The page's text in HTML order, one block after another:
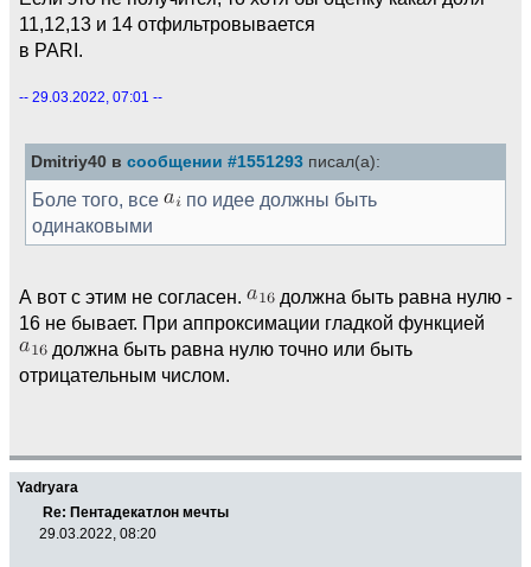
11,12,13 и 14 отфильтровывается
в PARI.
-- 29.03.2022, 07:01 --
Dmitriy40 в сообщении #1551293 писал(а):
Боле того, все
по идее должны быть
одинаковыми
А вот с этим не согласен.
должна быть равна нулю -
16 не бывает. При аппроксимации гладкой функцией
должна быть равна нулю точно или быть
отрицательным числом.
Yadryara
Re: Пентадекатлон мечты
29.03.2022, 08:20